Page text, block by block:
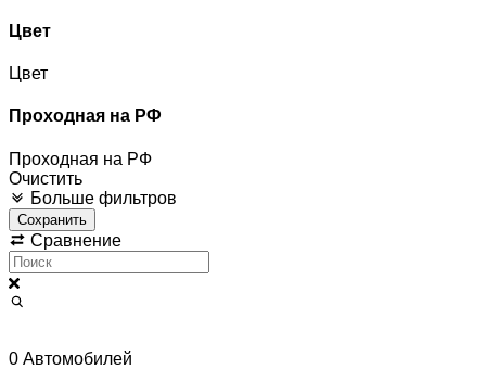
Цвет
Цвет
Проходная на РФ
Проходная на РФ
Очистить
Больше фильтров
Сохранить
Сравнение
0 Автомобилей